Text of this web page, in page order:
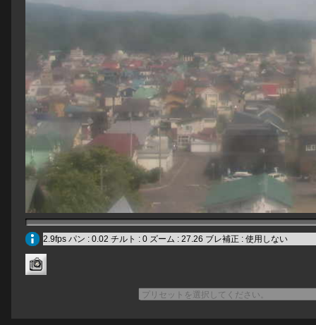
2.9fps パン : 0.02 チルト : 0 ズーム : 27.26 ブレ補正 : 使用しない